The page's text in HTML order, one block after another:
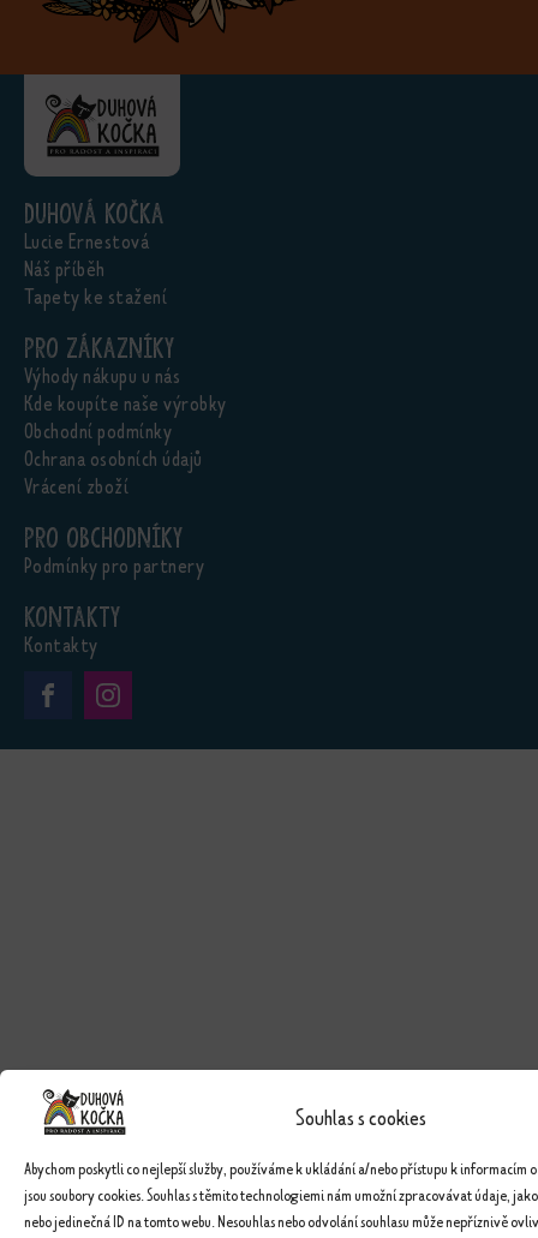
Souhlas s cookies
Abychom poskytli co nejlepší služby, používáme k ukládání a/nebo přístupu k informacím
jsou soubory cookies. Souhlas s těmito technologiemi nám umožní zpracovávat údaje,
nebo jedinečná ID na tomto webu. Nesouhlas nebo odvolání souhlasu může nepříznivě
Duhová kočka
Lucie Ernestová
Náš příběh
Tapety ke stažení
Pro zákazníky
Výhody nákupu u nás
Kde koupíte naše výrobky
Obchodní podmínky
Ochrana osobních údajů
Vrácení zboží
Pro obchodníky
Podmínky pro partnery
Kontakty
Kontakty